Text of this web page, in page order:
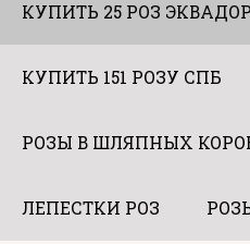
КУПИТЬ 25 РОЗ ЭКВАДОР
КУПИТЬ 151 РОЗУ СПБ
РОЗЫ В ШЛЯПНЫХ
ЛЕПЕСТКИ РОЗ